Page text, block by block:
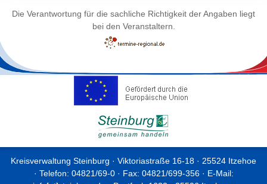
Die Verantwortung für die sachliche Richtigkeit der Angaben liegt
bei den Veranstaltern.
Kreisverwaltung Steinburg · Viktoriastraße 16-18 · 25524 Itzehoe
· Telefon: 04821/69-0 · Fax: 04821/699-356 · E-Mail: